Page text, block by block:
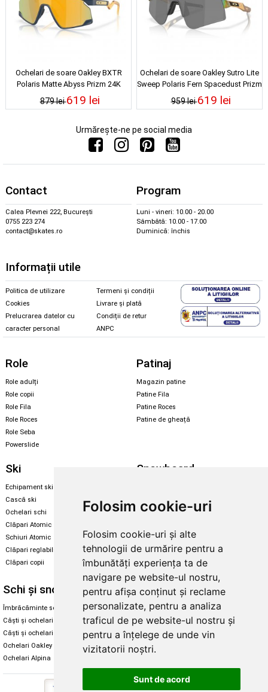
Folosim cookie-uri
Folosim cookie-uri și alte
tehnologii de urmărire pentru a
îmbunătăți experiența ta de
navigare pe website-ul nostru,
pentru afișa conținut și reclame
personalizate, pentru a analiza
traficul de pe website-ul nostru și
pentru a înțelege de unde vin
vizitatorii noștri.
Sunt de acord
Ochelari de soare Oakley BXTR
Polaris Matte Abyss Prizm 24K
879 lei619 lei
Ochelari de soare Oakley Sutro Lite
Sweep Polaris Fern Spacedust Prizm
Black
959 lei619 lei
Urmărește-ne pe social media
Contact
Calea Plevnei 222, București
0755 223 274
contact@skates.ro
Program
Luni - vineri: 10.00 - 20.00
Sâmbătă: 10.00 - 17.00
Duminică: închis
Informații utile
Politica de utilizare
Cookies
Prelucrarea datelor cu
caracter personal
Termeni și condiții
Livrare și plată
Condiții de retur
ANPC
Role
Role adulți
Role copii
Role Fila
Role Roces
Role Seba
Powerslide
Patinaj
Magazin patine
Patine Fila
Patine Roces
Patine de gheață
Ski
Echipament ski
Cască ski
Ochelari schi
Clăpari Atomic
Schiuri Atomic
Clăpari reglabili
Clăpari copii
Snowboard
Echipament snowboard
Legături Rome SDS
Skate & longboard
Santa Cruz
Enuff Skateboards
Schi și snowboard
Îmbrăcăminte schi și snowboard
Căști și ochelari de iarnă
Căști și ochelari Alpina
Ochelari Oakley
Ochelari Alpina
Diverse
Cum aleg rolele
Cum aleg ochelarii
Ochelari de soare Oakley
Ochelari de soare Alpina